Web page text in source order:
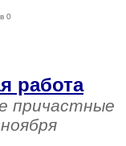
0
работа
причастные